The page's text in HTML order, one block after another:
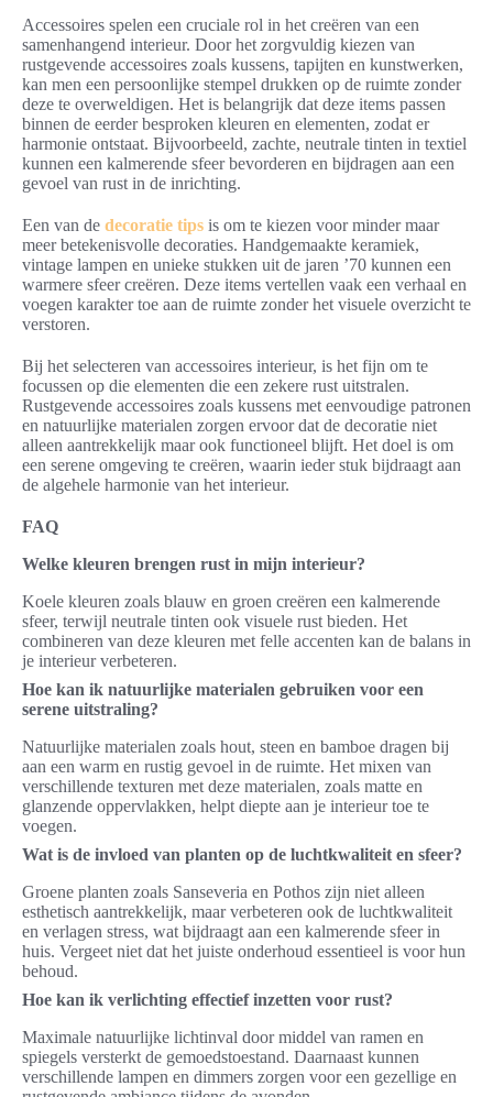
Accessoires spelen een cruciale rol in het creëren van een
samenhangend interieur. Door het zorgvuldig kiezen van
rustgevende accessoires zoals kussens, tapijten en kunstwerken,
kan men een persoonlijke stempel drukken op de ruimte zonder
deze te overweldigen. Het is belangrijk dat deze items passen
binnen de eerder besproken kleuren en elementen, zodat er
harmonie ontstaat. Bijvoorbeeld, zachte, neutrale tinten in textiel
kunnen een kalmerende sfeer bevorderen en bijdragen aan een
gevoel van rust in de inrichting.
Een van de decoratie tips is om te kiezen voor minder maar
meer betekenisvolle decoraties. Handgemaakte keramiek,
vintage lampen en unieke stukken uit de jaren ’70 kunnen een
warmere sfeer creëren. Deze items vertellen vaak een verhaal en
voegen karakter toe aan de ruimte zonder het visuele overzicht te
verstoren.
Bij het selecteren van accessoires interieur, is het fijn om te
focussen op die elementen die een zekere rust uitstralen.
Rustgevende accessoires zoals kussens met eenvoudige patronen
en natuurlijke materialen zorgen ervoor dat de decoratie niet
alleen aantrekkelijk maar ook functioneel blijft. Het doel is om
een serene omgeving te creëren, waarin ieder stuk bijdraagt aan
de algehele harmonie van het interieur.
FAQ
Welke kleuren brengen rust in mijn interieur?
Koele kleuren zoals blauw en groen creëren een kalmerende
sfeer, terwijl neutrale tinten ook visuele rust bieden. Het
combineren van deze kleuren met felle accenten kan de balans in
je interieur verbeteren.
Hoe kan ik natuurlijke materialen gebruiken voor een
serene uitstraling?
Natuurlijke materialen zoals hout, steen en bamboe dragen bij
aan een warm en rustig gevoel in de ruimte. Het mixen van
verschillende texturen met deze materialen, zoals matte en
glanzende oppervlakken, helpt diepte aan je interieur toe te
voegen.
Wat is de invloed van planten op de luchtkwaliteit en sfeer?
Groene planten zoals Sanseveria en Pothos zijn niet alleen
esthetisch aantrekkelijk, maar verbeteren ook de luchtkwaliteit
en verlagen stress, wat bijdraagt aan een kalmerende sfeer in
huis. Vergeet niet dat het juiste onderhoud essentieel is voor hun
behoud.
Hoe kan ik verlichting effectief inzetten voor rust?
Maximale natuurlijke lichtinval door middel van ramen en
spiegels versterkt de gemoedstoestand. Daarnaast kunnen
verschillende lampen en dimmers zorgen voor een gezellige en